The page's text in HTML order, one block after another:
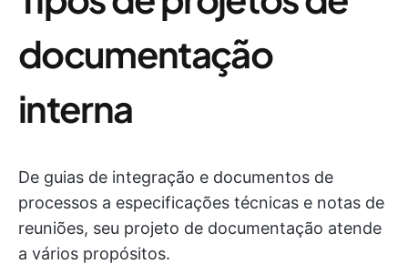
documentação
interna
De guias de integração e documentos de
processos a especificações técnicas e notas de
reuniões, seu projeto de documentação atende
a vários propósitos.